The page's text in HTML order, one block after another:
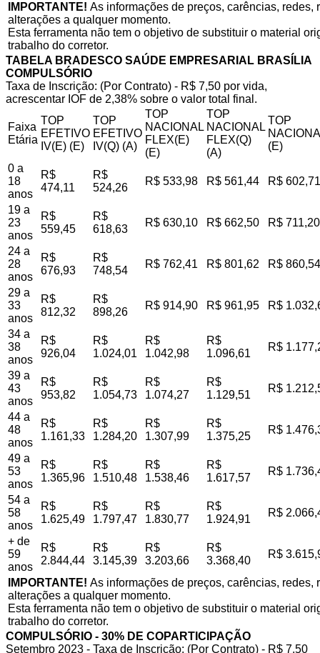
IMPORTANTE! As informações de preços, carências,
alterações a qualquer momento.
Esta ferramenta não tem o objetivo de substituir o material
trabalho do corretor.
TABELA BRADESCO SAÚDE EMPRESARIAL BRASÍLIA
COMPULSÓRIO
Taxa de Inscrição: (Por Contrato) - R$ 7,50 por vida,
acrescentar IOF de 2,38% sobre o valor total final.
Faixa
Etária
TOP
EFETIVO
IV(E) (E)
TOP
EFETIVO
IV(Q) (A)
TOP
NACIONAL
FLEX(E)
(E)
TOP
NACIONAL
FLEX(Q)
(A)
TOP
(E)
0 a
18
anos
R$
474,11
R$
524,26
R$ 533,98 R$ 561,44 R$ 602,71
19 a
23
anos
R$
559,45
R$
618,63
R$ 630,10 R$ 662,50 R$ 711,20
24 a
28
anos
R$
676,93
R$
748,54
R$ 762,41 R$ 801,62 R$ 860,54
29 a
33
anos
R$
812,32
R$
898,26
R$ 914,90 R$ 961,95 R$
34 a
38
anos
R$
926,04
R$
1.024,01
R$
1.042,98
R$
1.096,61
R$
39 a
43
anos
R$
953,82
R$
1.054,73
R$
1.074,27
R$
1.129,51
R$
44 a
48
anos
R$
1.161,33
R$
1.284,20
R$
1.307,99
R$
1.375,25
R$
49 a
53
anos
R$
1.365,96
R$
1.510,48
R$
1.538,46
R$
1.617,57
R$
54 a
58
anos
R$
1.625,49
R$
1.797,47
R$
1.830,77
R$
1.924,91
R$
+ de
59
anos
R$
2.844,44
R$
3.145,39
R$
3.203,66
R$
3.368,40
R$
IMPORTANTE! As informações de preços, carências,
alterações a qualquer momento.
Esta ferramenta não tem o objetivo de substituir o material
trabalho do corretor.
COMPULSÓRIO - 30% DE COPARTICIPAÇÃO
Setembro 2023 - Taxa de Inscrição: (Por Contrato) - R$ 7,50